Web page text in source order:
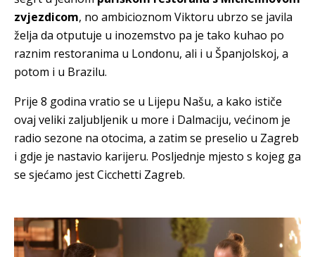
zvjezdicom, no ambicioznom Viktoru ubrzo se javila
želja da otputuje u inozemstvo pa je tako kuhao po
raznim restoranima u Londonu, ali i u Španjolskoj, a
potom i u Brazilu.
Prije 8 godina vratio se u Lijepu Našu, a kako ističe
ovaj veliki zaljubljenik u more i Dalmaciju, većinom je
radio sezone na otocima, a zatim se preselio u Zagreb
i gdje je nastavio karijeru. Posljednje mjesto s kojeg ga
se sjećamo jest Cicchetti Zagreb.